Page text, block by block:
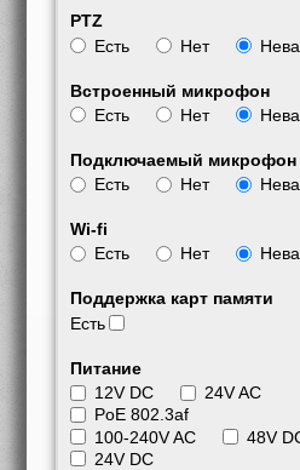
PTZ
Есть
Нет
Встроенный микрофон
Есть
Нет
Подключаемый микрофон
Есть
Нет
Wi-fi
Есть
Нет
Поддержка карт памяти
Есть
Питание
12V DC
24V AC
PoE 802.3af
100-240V AC
48V
24V DC